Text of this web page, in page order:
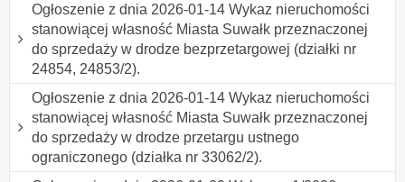
Ogłoszenie z dnia 2026-01-14 Wykaz nieruchomości
stanowiącej własność Miasta Suwałk przeznaczonej
do sprzedaży w drodze bezprzetargowej (działki nr
24854, 24853/2).
Ogłoszenie z dnia 2026-01-14 Wykaz nieruchomości
stanowiącej własność Miasta Suwałk przeznaczonej
do sprzedaży w drodze przetargu ustnego
ograniczonego (działka nr 33062/2).